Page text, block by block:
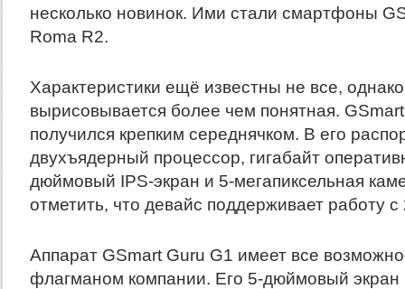
несколько новинок. Ими стали смартфоны
Roma R2.
Характеристики ещё известны не все,
вырисовывается более чем понятная.
получился крепким середнячком. В его
двухъядерный процессор, гигабайт
дюймовый IPS-экран и 5-мегапиксельная
отметить, что девайс поддерживает работу
Аппарат GSmart Guru G1 имеет все
флагманом компании. Его 5-дюймовый